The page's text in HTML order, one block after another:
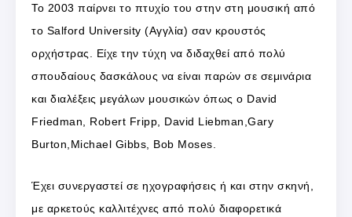
Το 2003 παίρνει το πτυχίο του στην στη μουσική από
το Salford University (Αγγλία) σαν κρουστός
ορχήστρας. Είχε την τύχη να διδαχθεί από πολύ
σπουδαίους δασκάλους να είναι παρών σε σεμινάρια
και διαλέξεις μεγάλων μουσικών όπως ο David
Friedman, Robert Fripp, David Liebman,Gary
Burton,Michael Gibbs, Bob Moses.
Έχει συνεργαστεί σε ηχογραφήσεις ή και στην σκηνή,
με αρκετούς καλλιτέχνες από πολύ διαφορετικά